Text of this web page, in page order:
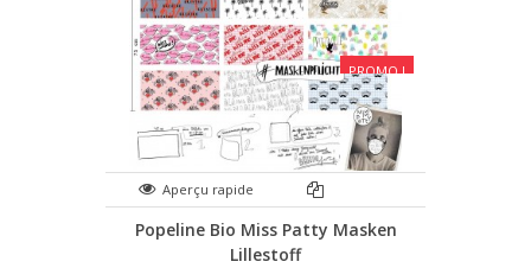
PROMO !
Aperçu rapide
Popeline Bio Miss Patty Masken
Lillestoff